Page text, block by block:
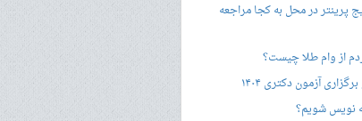
پرینتر در محل به کجا مراجعه
از وام طلا چیست؟
آزمون دکتری ۱۴۰۴
نویس شویم؟